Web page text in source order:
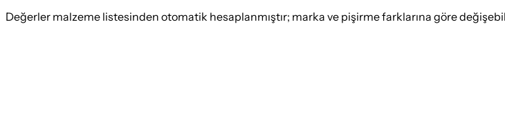
Değerler malzeme listesinden otomatik hesaplanmıştır; marka ve pişirme farklarına göre